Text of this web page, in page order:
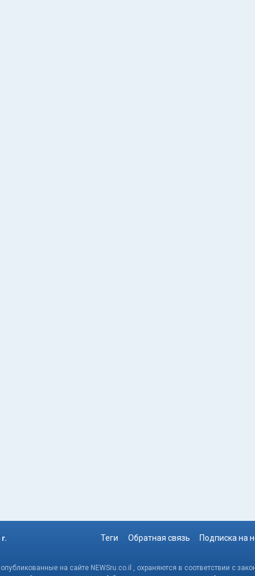
Теги Обратная связь Подписка на
на сайте NEWSru.co.il , охраняются в соответствии с